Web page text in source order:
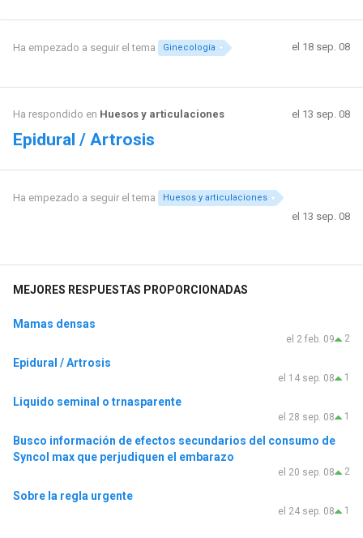
Ha empezado a seguir el tema Ginecología el 18 sep. 08
Ha respondido en Huesos y articulaciones el 13 sep. 08
Epidural / Artrosis
Ha empezado a seguir el tema Huesos y articulaciones
el 13 sep. 08
MEJORES RESPUESTAS PROPORCIONADAS
Mamas densas
2
el 2 feb. 09
Epidural / Artrosis
1
el 14 sep. 08
Liquido seminal o trnasparente
1
el 28 sep. 08
Busco información de efectos secundarios del consumo de
Syncol max que perjudiquen el embarazo
2
el 20 sep. 08
Sobre la regla urgente
1
el 24 sep. 08